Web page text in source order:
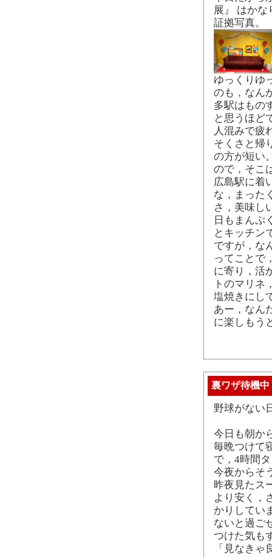
展』 はか
証拠写真。
ゆっくりゆ
のも，なん
多駅はもの
と思うほど
人混みで疲
そくさと帰
の方が短い
ので，そこ
広島駅に着
な，まった
さ，美味し
日もまんぷ
とキッチン
ですが，な
ってことで
に寄り，活
トのマリネ
塩焼きにし
あー，なん
に楽しもう
裏ワザ待機中
野球がない
今日も朝か
毎晩つけて
で，4時間
今夜からそ
昨夜見たス
より安く，
かりしてい
ないと過ご
つけた気も
「見なき